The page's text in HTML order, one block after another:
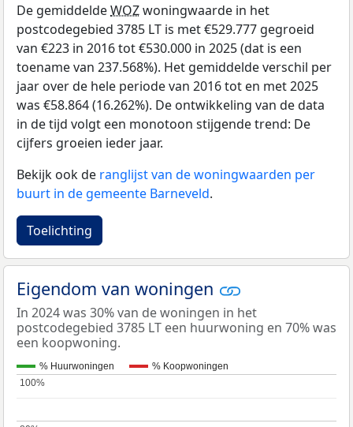
De gemiddeldeWOZwoningwaarde in het
postcodegebied 3785 LT is met €529.777 gegroeid
van €223 in 2016 tot €530.000 in 2025 (dat is een
toename van 237.568%). Het gemiddelde verschil per
jaar over de hele periode van 2016 tot en met 2025
was €58.864 (16.262%). De ontwikkeling van de data
in de tijd volgt een monotoon stijgende trend: De
cijfers groeien ieder jaar.
Bekijk ook de ranglijst van de woningwaarden per
buurt in de gemeente Barneveld.
Toelichting
Eigendom van woningen
In 2024 was 30% van de woningen in het
postcodegebied 3785 LT een huurwoning en 70% was
een koopwoning.
% Huurwoningen % Koopwoningen
100%
100%